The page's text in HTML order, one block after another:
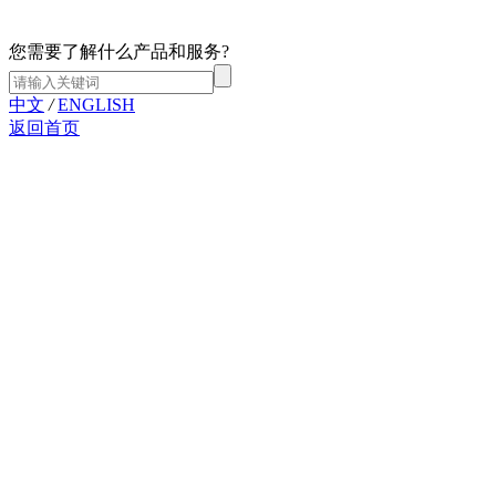
您需要了解什么产品和服务?
中文 / ENGLISH
返回首页